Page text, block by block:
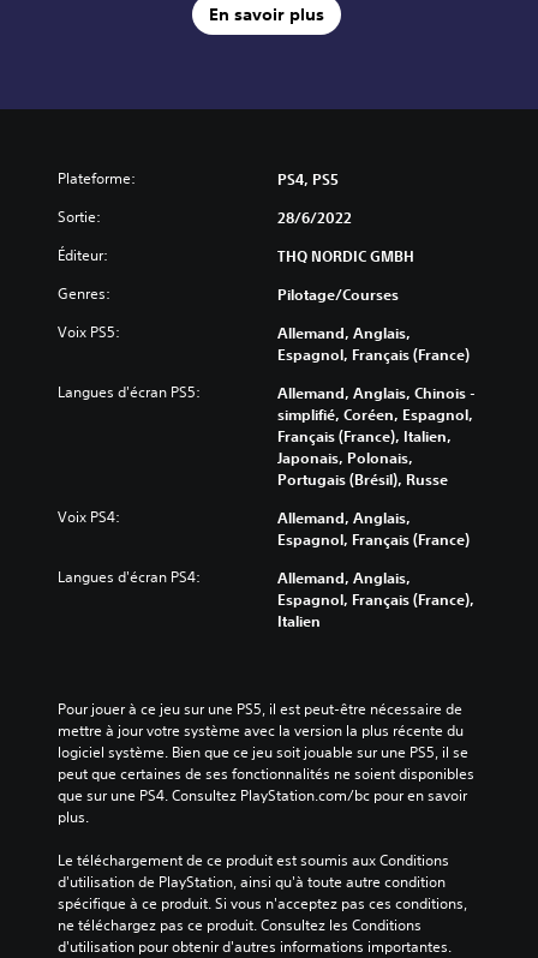
En savoir plus
Plateforme: PS4, PS5
Sortie: 28/6/2022
Éditeur: THQ NORDIC GMBH
Genres: Pilotage/Courses
Voix PS5:
Allemand, Anglais,
Espagnol, Français (France)
Langues d'écran PS5:
Allemand, Anglais, Chinois -
simplifié, Coréen, Espagnol,
Français (France), Italien,
Japonais, Polonais,
Portugais (Brésil), Russe
Voix PS4:
Allemand, Anglais,
Espagnol, Français (France)
Langues d'écran PS4:
Allemand, Anglais,
Espagnol, Français (France),
Italien
Pour jouer à ce jeu sur une PS5, il est peut-être nécessaire de
mettre à jour votre système avec la version la plus récente du
logiciel système. Bien que ce jeu soit jouable sur une PS5, il se
peut que certaines de ses fonctionnalités ne soient disponibles
que sur une PS4. Consultez PlayStation.com/bc pour en savoir
plus.
Le téléchargement de ce produit est soumis aux Conditions
d'utilisation de PlayStation, ainsi qu'à toute autre condition
spécifique à ce produit. Si vous n'acceptez pas ces conditions,
ne téléchargez pas ce produit. Consultez les Conditions
d'utilisation pour obtenir d'autres informations importantes.